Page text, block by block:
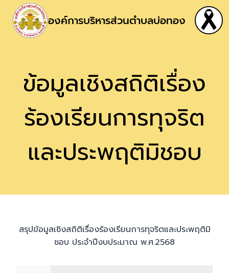
องค์การบริหารส่วนตำบลบ่อทอง
ข้อมูลเชิงสถิติเรื่อง
ร้องเรียนการทุจริต
และประพฤติมิชอบ
สรุปข้อมูลเชิงสถิติเรื่องร้องเรียนการทุจริตและประพฤติมิ
ชอบ ประจำปีงบประมาณ พ.ศ.2568